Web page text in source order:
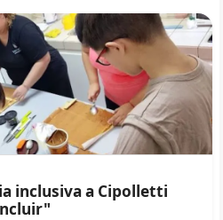
inclusiva a Cipolletti